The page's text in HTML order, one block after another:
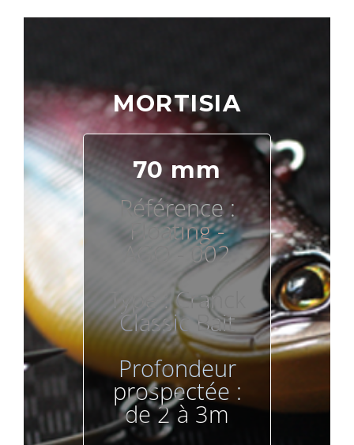
MORTISIA
70 mm
Référence :
Floating -
AGO - 002
Type : Cranck
Classic Bait
Profondeur
prospectée :
de 2 à 3m